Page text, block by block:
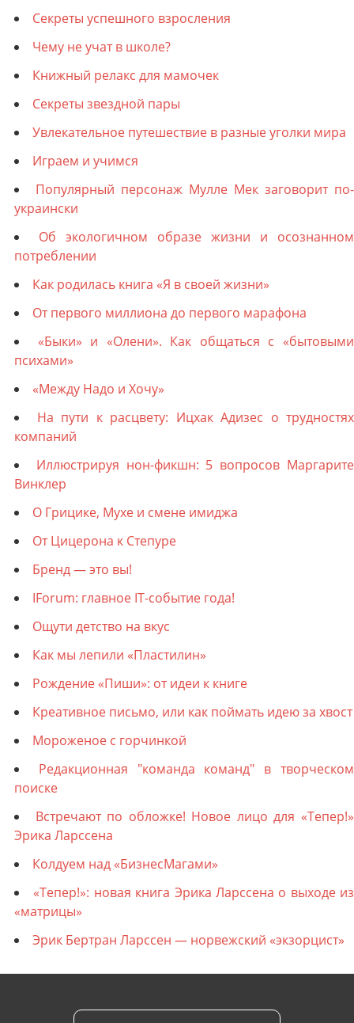
Секреты успешного взросления
Чему не учат в школе?
Книжный релакс для мамочек
Секреты звездной пары
Увлекательное путешествие в разные уголки мира
Играем и учимся
Популярный персонаж Мулле Мек заговорит по-
украински
Об экологичном образе жизни и осознанном
потреблении
Как родилась книга «Я в своей жизни»
От первого миллиона до первого марафона
«Быки» и «Олени». Как общаться с «бытовыми
психами»
«Между Надо и Хочу»
На пути к расцвету: Ицхак Адизес о трудностях
компаний
Иллюстрируя нон-фикшн: 5 вопросов Маргарите
Винклер
О Грицике, Мухе и смене имиджа
От Цицерона к Степуре
Бренд — это вы!
IForum: главное IT-событие года!
Ощути детство на вкус
Как мы лепили «Пластилин»
Рождение «Пиши»: от идеи к книге
Креативное письмо, или как поймать идею за хвост
Мороженое с горчинкой
Редакционная "команда команд" в творческом
поиске
Встречают по обложке! Новое лицо для «Тепер!»
Эрика Ларссена
Колдуем над «БизнесМагами»
«Тепер!»: новая книга Эрика Ларссена о выходе из
«матрицы»
Эрик Бертран Ларссен — норвежский «экзорцист»